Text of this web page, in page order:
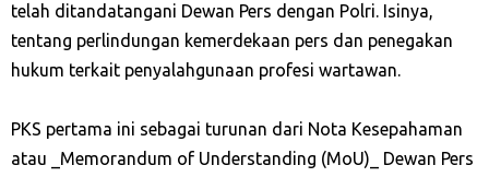
telah ditandatangani Dewan Pers dengan Polri. Isinya,
tentang perlindungan kemerdekaan pers dan penegakan
hukum terkait penyalahgunaan profesi wartawan.
PKS pertama ini sebagai turunan dari Nota Kesepahaman
atau _Memorandum of Understanding (MoU)_ Dewan Pers